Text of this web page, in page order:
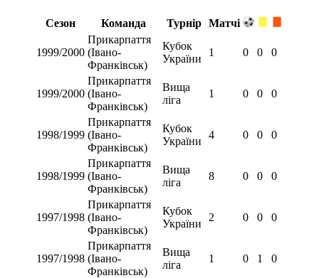
Сезон Команда Турнір Матчі
1999/2000
Прикарпаття
(Івано-
Франківськ)
Кубок
України
1 0 0 0
1999/2000
Прикарпаття
(Івано-
Франківськ)
Вища
ліга
1 0 0 0
1998/1999
Прикарпаття
(Івано-
Франківськ)
Кубок
України
4 0 0 0
1998/1999
Прикарпаття
(Івано-
Франківськ)
Вища
ліга
8 0 0 0
1997/1998
Прикарпаття
(Івано-
Франківськ)
Кубок
України
2 0 0 0
1997/1998
Прикарпаття
(Івано-
Франківськ)
Вища
ліга
1 0 1 0